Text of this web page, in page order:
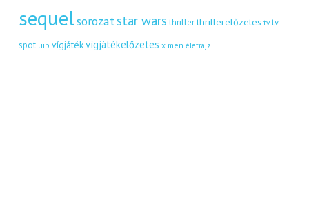
sequelsorozatstar wars thriller thrillerelőzetes tv tv
spot uip vígjátékvígjátékelőzetes x men életrajz